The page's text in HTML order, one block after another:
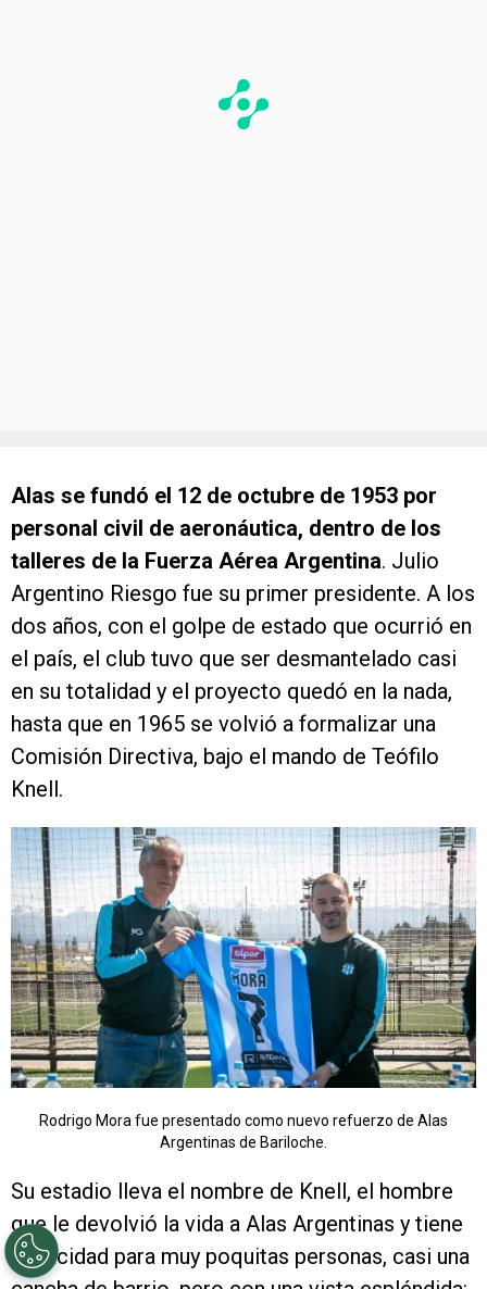
Alas se fundó el 12 de octubre de 1953 por
personal civil de aeronáutica, dentro de los
talleres de la Fuerza Aérea Argentina. Julio
Argentino Riesgo fue su primer presidente. A los
dos años, con el golpe de estado que ocurrió en
el país, el club tuvo que ser desmantelado casi
en su totalidad y el proyecto quedó en la nada,
hasta que en 1965 se volvió a formalizar una
Comisión Directiva, bajo el mando de Teófilo
Knell.
Rodrigo Mora fue presentado como nuevo refuerzo de Alas
Argentinas de Bariloche.
Su estadio lleva el nombre de Knell, el hombre
que le devolvió la vida a Alas Argentinas y tiene
capacidad para muy poquitas personas, casi una